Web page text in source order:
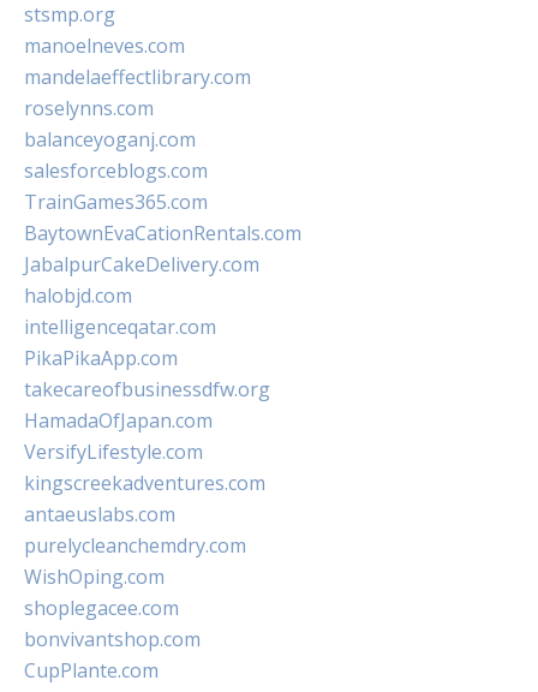
stsmp.org
manoelneves.com
mandelaeffectlibrary.com
roselynns.com
balanceyoganj.com
salesforceblogs.com
TrainGames365.com
BaytownEvaCationRentals.com
JabalpurCakeDelivery.com
halobjd.com
intelligenceqatar.com
PikaPikaApp.com
takecareofbusinessdfw.org
HamadaOfJapan.com
VersifyLifestyle.com
kingscreekadventures.com
antaeuslabs.com
purelycleanchemdry.com
WishOping.com
shoplegacee.com
bonvivantshop.com
CupPlante.com